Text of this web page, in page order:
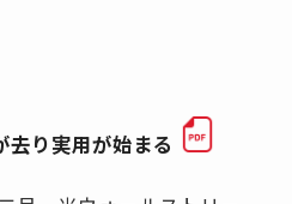
り実用が始まる